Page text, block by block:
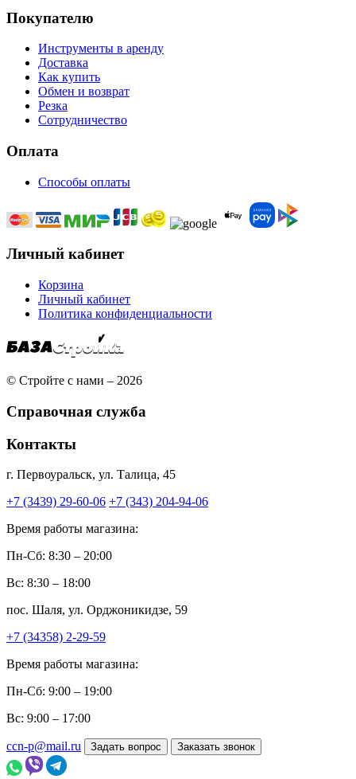
Покупателю
Инструменты в аренду
Доставка
Как купить
Обмен и возврат
Резка
Сотрудничество
Оплата
Способы оплаты
Личный кабинет
Корзина
Личный кабинет
Политика конфиденциальности
© Стройте с нами – 2026
Справочная служба
Контакты
г. Первоуральск, ул. Талица, 45
+7 (3439) 29-60-06 +7 (343) 204-94-06
Время работы магазина:
Пн-Сб: 8:30 – 20:00
Вс: 8:30 – 18:00
пос. Шаля, ул. Орджоникидзе, 59
+7 (34358) 2-29-59
Время работы магазина:
Пн-Сб: 9:00 – 19:00
Вс: 9:00 – 17:00
ccn-p@mail.ru Задать вопрос Заказать звонок